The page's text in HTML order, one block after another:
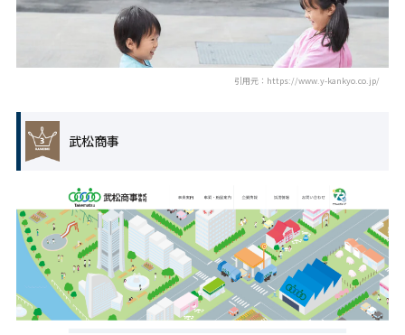
引用元：https://www.y-kankyo.co.jp/
武松商事